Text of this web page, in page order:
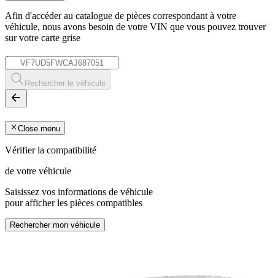
Afin d'accéder au catalogue de pièces correspondant à votre
véhicule, nous avons besoin de votre VIN que vous pouvez trouver
sur votre carte grise
*
Rechercher le véhicule
Close menu
Vérifier la compatibilité
de votre véhicule
Saisissez vos informations de véhicule
pour afficher les pièces compatibles
Rechercher mon véhicule